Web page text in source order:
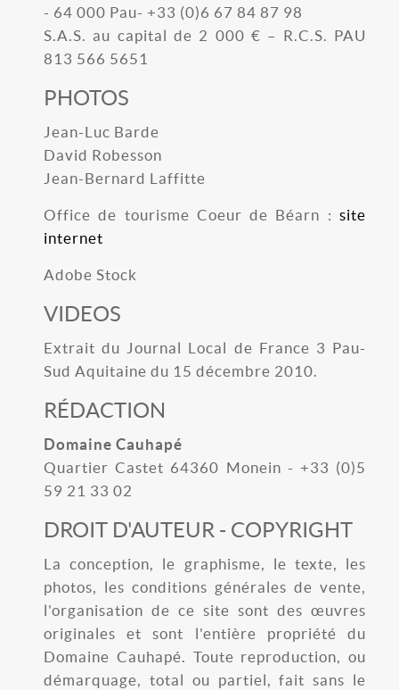
- 64 000 Pau- +33 (0)6 67 84 87 98
S.A.S. au capital de 2 000 € – R.C.S. PAU
813 566 5651
PHOTOS
Jean-Luc Barde
David Robesson
Jean-Bernard Laffitte
Office de tourisme Coeur de Béarn : site
internet
Adobe Stock
VIDEOS
Extrait du Journal Local de France 3 Pau-
Sud Aquitaine du 15 décembre 2010.
RÉDACTION
Domaine Cauhapé
Quartier Castet 64360 Monein - +33 (0)5
59 21 33 02
DROIT D'AUTEUR - COPYRIGHT
La conception, le graphisme, le texte, les
photos, les conditions générales de vente,
l'organisation de ce site sont des œuvres
originales et sont l'entière propriété du
Domaine Cauhapé. Toute reproduction, ou
démarquage, total ou partiel, fait sans le